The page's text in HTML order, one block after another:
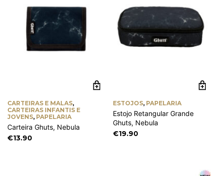
CARTEIRAS E MALAS,
CARTEIRAS INFANTIS E
JOVENS, PAPELARIA
Carteira Ghuts, Nebula
€13.90
ESTOJOS, PAPELARIA
Estojo Retangular Grande
Ghuts, Nebula
€19.90